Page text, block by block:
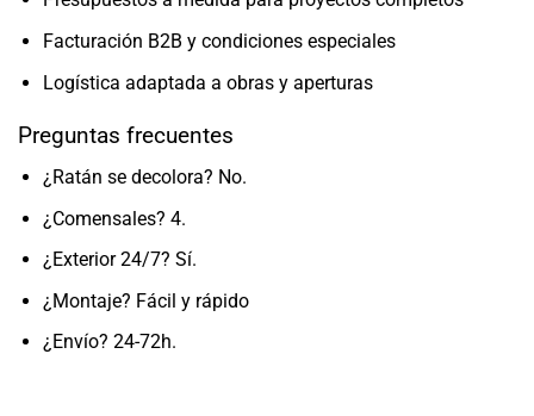
Facturación B2B y condiciones especiales
Logística adaptada a obras y aperturas
Preguntas frecuentes
¿Ratán se decolora? No.
¿Comensales? 4.
¿Exterior 24/7? Sí.
¿Montaje? Fácil y rápido
¿Envío? 24-72h.